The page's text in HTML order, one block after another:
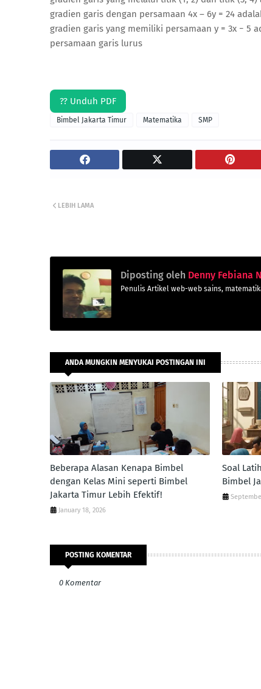
gradien garis dengan persamaan 4x – 6y = 24
gradien garis yang memiliki persamaan y = 3x − 5
persamaan garis lurus
?? Unduh PDF
Bimbel Jakarta Timur Matematika SMP
LEBIH LAMA
Diposting oleh Denny Febiana
Penulis Artikel web-web sains,
ANDA MUNGKIN MENYUKAI POSTINGAN INI
Beberapa Alasan Kenapa Bimbel
dengan Kelas Mini seperti Bimbel
Jakarta Timur Lebih Efektif!
January 18, 2026
Soal
Bimbel
POSTING KOMENTAR
0 Komentar